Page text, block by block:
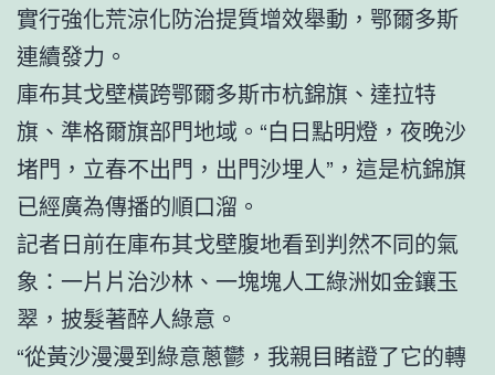
實行強化荒涼化防治提質增效舉動，鄂爾多斯
連續發力。
庫布其戈壁橫跨鄂爾多斯市杭錦旗、達拉特
旗、準格爾旗部門地域。“白日點明燈，夜晚沙
堵門，立春不出門，出門沙埋人”，這是杭錦旗
已經廣為傳播的順口溜。
記者日前在庫布其戈壁腹地看到判然不同的氣
象：一片片治沙林、一塊塊人工綠洲如金鑲玉
翠，披髮著醉人綠意。
“從黃沙漫漫到綠意蔥鬱，我親目睹證了它的轉